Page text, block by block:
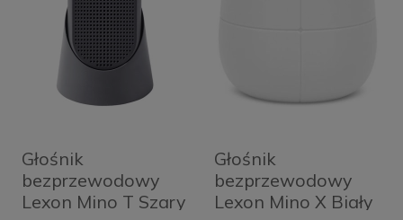
Głośnik
bezprzewodowy
Lexon Mino T Szary
Głośnik
bezprzewodowy
Lexon Mino X Biały